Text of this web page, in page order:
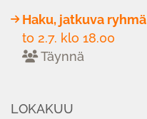
Haku, jatkuva ryhmä
to 2.7. klo 18.00
Täynnä
LOKAKUU